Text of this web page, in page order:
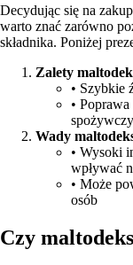
Decydując się na
warto znać zarówno
składnika. Poniżej
Zalety
• Szybkie
•
Wady
• Wysoki
wpływać
• Może
osób
Czy